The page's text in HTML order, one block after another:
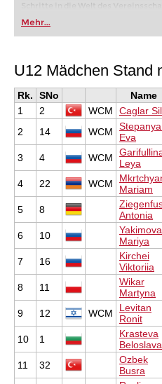
Schritte in die Welt des
oder bereits auf Turnierniveau
FRITZ trainieren Sie effizienter,
individueller als je zuvor.
Mehr...
U12 Mädchen Stand
Rk. SNo Name
1
2 WCM Caglar
2
14 WCM
Eva
3 4 WCM
Leya
4 22 WCM
Mariam
5 8
Antonia
6 10
Yakimova
Mariya
7 16
Kirchei
Viktoriia
8 11
Wikar
Martyna
9 12 WCM
Levitan
Ronit
10 1
Krasteva
Beloslava
11 32
Ozbek
Busra